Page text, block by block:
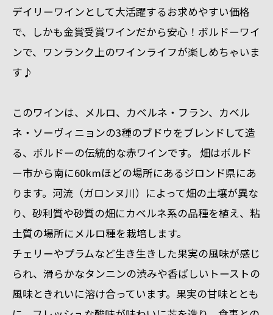
デイリーワインとして大活躍するお求めやすい価格
で、しかも金賞受賞ワインだから安心！ボルドーワイ
ンで、ワンランク上のワインライフが楽しめちゃいま
す♪
このワインは、メルロ、カベルネ・フラン、カベル
ネ・ソーヴィニョンの3種のブドウをブレンドして造
る、ボルドーの伝統的な赤ワインです。 畑はボルド
ー市から南に60kmほどの場所にあるジロンド県にあ
ります。河流（ガロンヌ川）によって畑の土壌が異な
り、砂利質や砂質の畑にカベルネ系の品種を植え、粘
土質の場所にメルロ種を栽培します。
チェリーやプラムなど生き生きした果実の風味が感じ
られ、滑らかなタンニンの渋みや香ばしいトーストの
風味ときれいに溶け合っています。果実の甘味ととも